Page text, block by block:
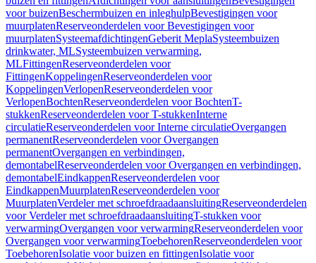
voor buizenBeschermbuizen en inleghulpBevestigingen voor
muurplatenReserveonderdelen voor Bevestigingen voor
muurplatenSysteemafdichtingenGeberit MeplaSysteembuizen
drinkwater, MLSysteembuizen verwarming,
MLFittingenReserveonderdelen voor
FittingenKoppelingenReserveonderdelen voor
KoppelingenVerlopenReserveonderdelen voor
VerlopenBochtenReserveonderdelen voor BochtenT-
stukkenReserveonderdelen voor T-stukkenInterne
circulatieReserveonderdelen voor Interne circulatieOvergangen
permanentReserveonderdelen voor Overgangen
permanentOvergangen en verbindingen,
demontabelReserveonderdelen voor Overgangen en verbindingen,
demontabelEindkappenReserveonderdelen voor
EindkappenMuurplatenReserveonderdelen voor
MuurplatenVerdeler met schroefdraadaansluitingReserveonderdelen
voor Verdeler met schroefdraadaansluitingT-stukken voor
verwarmingOvergangen voor verwarmingReserveonderdelen voor
Overgangen voor verwarmingToebehorenReserveonderdelen voor
ToebehorenIsolatie voor buizen en fittingenIsolatie voor